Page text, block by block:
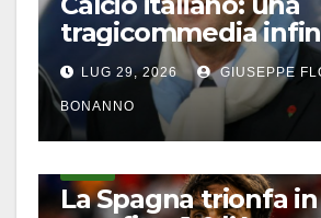
tragicommedia
LUG 29, 2026 GIUSEPPE
BONANNO
La Spagna trionfa